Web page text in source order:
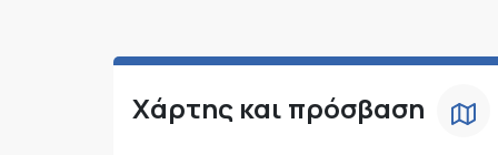
Χάρτης και πρόσβαση